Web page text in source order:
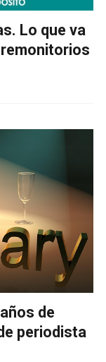
Lo que va
de
periodista